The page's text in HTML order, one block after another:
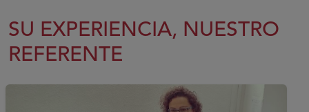
SU EXPERIENCIA, NUESTRO
REFERENTE